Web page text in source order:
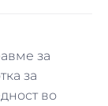
за
за
во